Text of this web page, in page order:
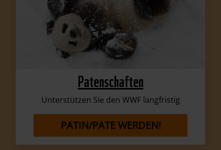
Patenschaften
Unterstützen Sie den WWF langfristig
PATIN/PATE WERDEN!